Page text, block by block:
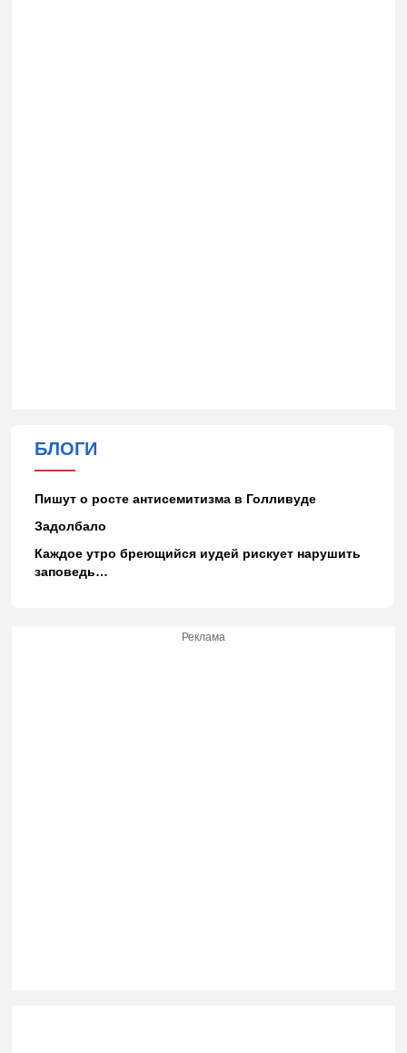
БЛОГИ
Пишут о росте антисемитизма в Голливуде
Задолбало
Каждое утро бреющийся иудей рискует нарушить
заповедь…
Реклама